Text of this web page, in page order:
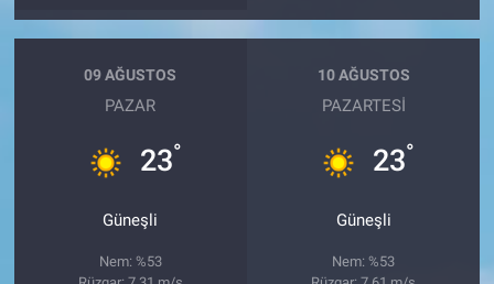
09 AĞUSTOS
PAZAR
23°
Güneşli
Nem: %53
10 AĞUSTOS
PAZARTESI
23°
Güneşli
Nem: %53